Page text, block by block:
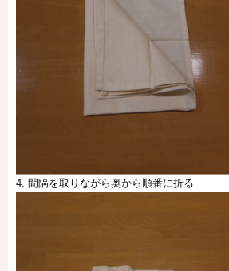
4. 間隔を取りながら奥から順番に折る